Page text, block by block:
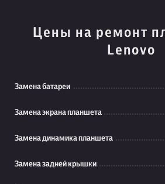
Цены на ремонт
Lenovo
Замена батареи
Замена экрана планшета
Замена динамика планшета
Замена задней крышки